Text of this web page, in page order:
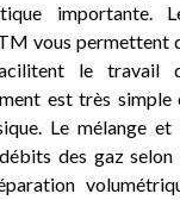
importante.
vous permettent
le travail
est très simple
Le mélange et
des gaz selon